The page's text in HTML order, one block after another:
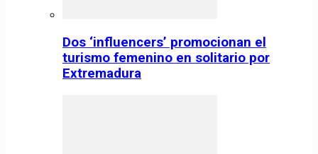
Dos ‘influencers’ promocionan el
turismo femenino en solitario por
Extremadura